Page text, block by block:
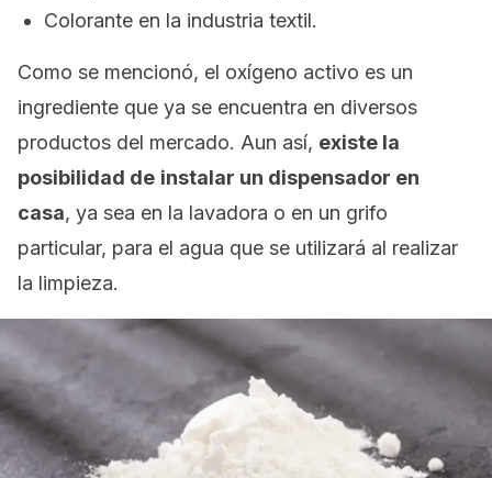
Colorante en la industria textil.
Como se mencionó, el oxígeno activo es un
ingrediente que ya se encuentra en diversos
productos del mercado. Aun así, existe la
posibilidad de instalar un dispensador en
casa, ya sea en la lavadora o en un grifo
particular, para el agua que se utilizará al realizar
la limpieza.